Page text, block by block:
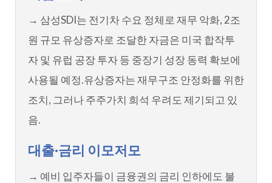
→ 삼성SDI는 전기차 수요 정체로 재무 악화, 2조
원 규모 유상증자로 조달한 자금은 미국 합작투
자 및 유럽 공장 투자 등 중장기 성장 동력 확보에
사용될 예정.유상증자는 재무구조 안정화를 위한
조치, 그러나 주주가치 희석 우려도 제기되고 있
음.
대출·금리 이모저모
→ 예비 입주자들이 금융권의 금리 인하에도 불